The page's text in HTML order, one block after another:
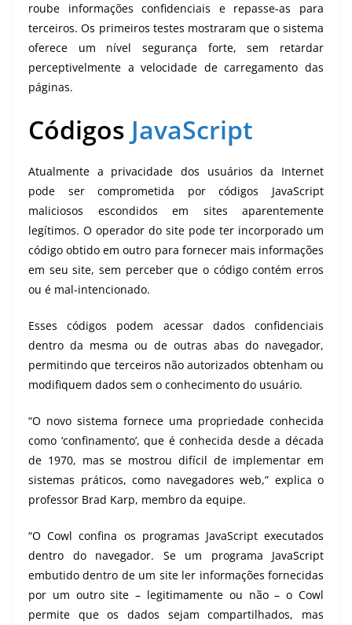
roube informações confidenciais e repasse-as para
terceiros. Os primeiros testes mostraram que o sistema
oferece um nível segurança forte, sem retardar
perceptivelmente a velocidade de carregamento das
páginas.
Códigos JavaScript
Atualmente a privacidade dos usuários da Internet
pode ser comprometida por códigos JavaScript
maliciosos escondidos em sites aparentemente
legítimos. O operador do site pode ter incorporado um
código obtido em outro para fornecer mais informações
em seu site, sem perceber que o código contém erros
ou é mal-intencionado.
Esses códigos podem acessar dados confidenciais
dentro da mesma ou de outras abas do navegador,
permitindo que terceiros não autorizados obtenham ou
modifiquem dados sem o conhecimento do usuário.
“O novo sistema fornece uma propriedade conhecida
como ‘confinamento’, que é conhecida desde a década
de 1970, mas se mostrou difícil de implementar em
sistemas práticos, como navegadores web,” explica o
professor Brad Karp, membro da equipe.
“O Cowl confina os programas JavaScript executados
dentro do navegador. Se um programa JavaScript
embutido dentro de um site ler informações fornecidas
por um outro site – legitimamente ou não – o Cowl
permite que os dados sejam compartilhados, mas